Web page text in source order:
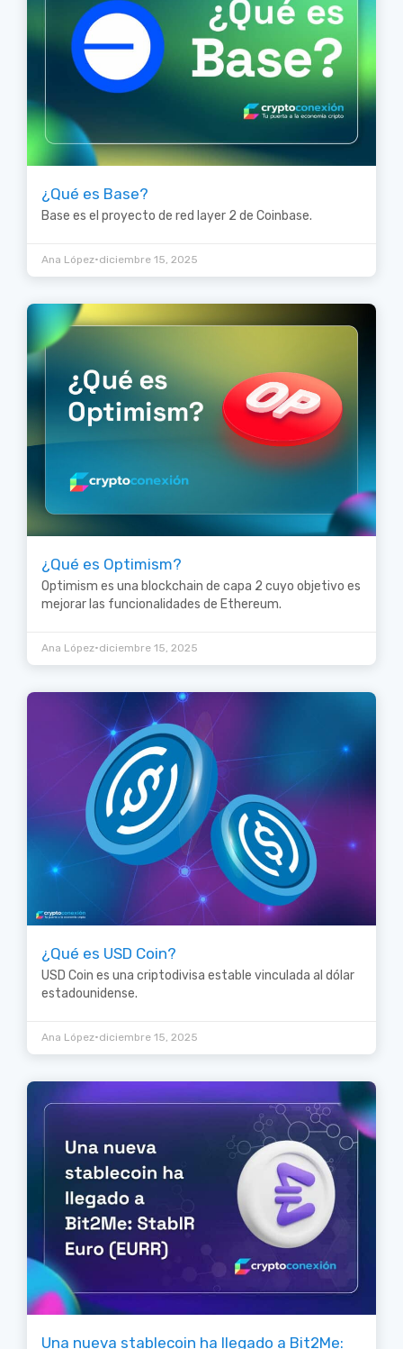
¿Qué es Base?
Base es el proyecto de red layer 2 de Coinbase.
Ana López•diciembre 15, 2025
¿Qué es Optimism?
Optimism es una blockchain de capa 2 cuyo objetivo es
mejorar las funcionalidades de Ethereum.
Ana López•diciembre 15, 2025
¿Qué es USD Coin?
USD Coin es una criptodivisa estable vinculada al dólar
estadounidense.
Ana López•diciembre 15, 2025
Una nueva stablecoin ha llegado a Bit2Me: